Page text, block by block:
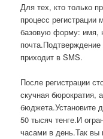
Для тех, кто только
процесс
базовую форму: имя,
приходит в SMS.
После регистрации
скучная бюрократия,
бюджета.Установите
50 тысяч тенге.И
часами в день.Так вы